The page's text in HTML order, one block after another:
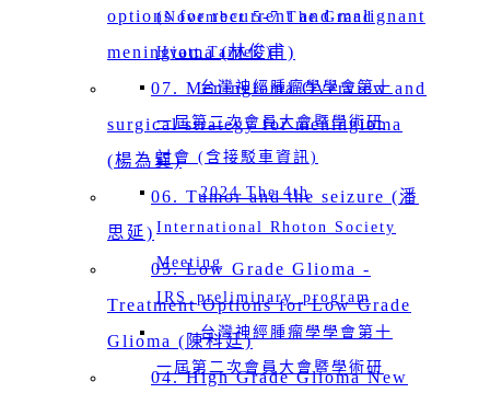
(November 5-7 The Grand
Hyatt Taipei )
台灣神經腫瘤學學會第十
一屆第二次會員大會暨學術研
討會 (含接駁車資訊)
2024 The 4th
International Rhoton Society
Meeting
IRS_preliminary_program
台灣神經腫瘤學學會第十
一屆第二次會員大會暨學術研
options for recurrent and malignant
meningioma (林俊甫)
07. Meningioma Overview and
surgical strategy for meningioma
(楊為巽)
06. Tumor and the seizure (潘
思延)
05. Low Grade Glioma -
Treatment Options for Low Grade
Glioma (陳科廷)
04. High Grade Glioma New